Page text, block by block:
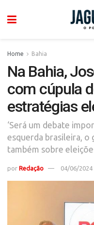
Home Bahia
Na Bahia,
com cúpula
estratégias
‘Será um debate
esquerda brasileira, o
também sobre
por Redação 04/06/2024